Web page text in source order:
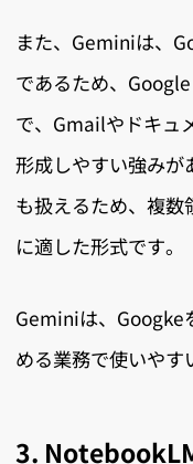
また、Geminiは、
であるため、
で、Gmailやドキュ
形成しやすい強みが
も扱えるため、複
に適した形式です。
Geminiは、Googke
める業務で使いやす
3.